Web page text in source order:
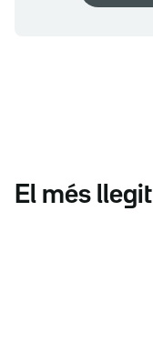
El més llegit